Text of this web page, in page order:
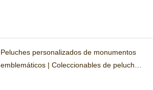
Peluches personalizados de monumentos
emblemáticos | Coleccionables de peluche